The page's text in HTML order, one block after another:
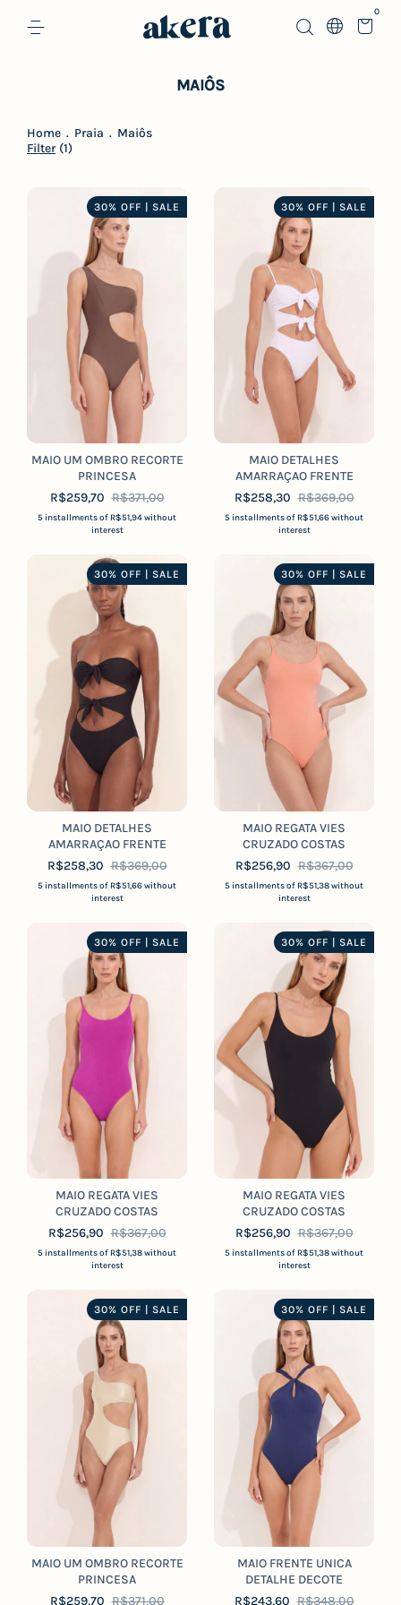
0
MAIÔS
Home . Praia . Maiôs
Filter (1)
30% OFF | SALE
MAIO UM OMBRO RECORTE
PRINCESA
R$259,70 R$371,00
5 installments of R$51,94without
interest
30% OFF | SALE
MAIO DETALHES
AMARRAÇAO FRENTE
R$258,30 R$369,00
5 installments of R$51,66without
interest
30% OFF | SALE
MAIO DETALHES
AMARRAÇAO FRENTE
R$258,30 R$369,00
5 installments of R$51,66without
interest
30% OFF | SALE
MAIO REGATA VIES
CRUZADO COSTAS
R$256,90 R$367,00
5 installments of R$51,38without
interest
30% OFF | SALE
MAIO REGATA VIES
CRUZADO COSTAS
R$256,90 R$367,00
5 installments of R$51,38without
interest
30% OFF | SALE
MAIO REGATA VIES
CRUZADO COSTAS
R$256,90 R$367,00
5 installments of R$51,38without
interest
30% OFF | SALE
MAIO UM OMBRO RECORTE
PRINCESA
R$259,70 R$371,00
30% OFF | SALE
MAIO FRENTE UNICA
DETALHE DECOTE
R$243,60 R$348,00